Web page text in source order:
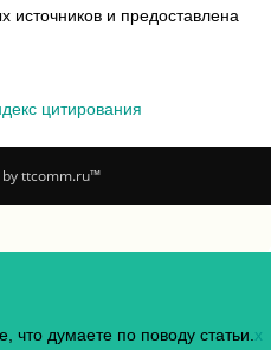
источников и предоставлена
ttcomm.ru™
думаете по поводу статьи. x